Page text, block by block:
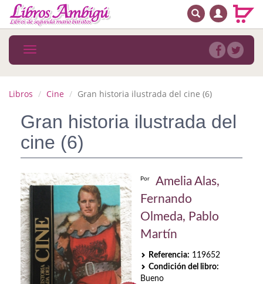
MENÚ PRINCIPAL
Novedades
MATERIAS
Arte
Autoayuda. Conocimiento personal
Autoayuda. Crecimiento personal
Biografía
Biografías
BUSCAR
Toggle
navigation
Libros Cine Gran historia ilustrada del cine (6)
Gran historia ilustrada del
cine (6)
Por
Amelia Alas,
Fernando
Olmeda, Pablo
Martín
Referencia: 119652
Condición del libro:
Bueno